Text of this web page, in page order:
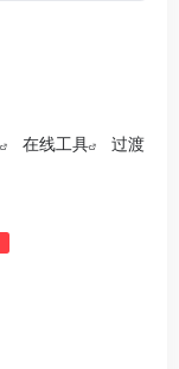
在线工具
过渡